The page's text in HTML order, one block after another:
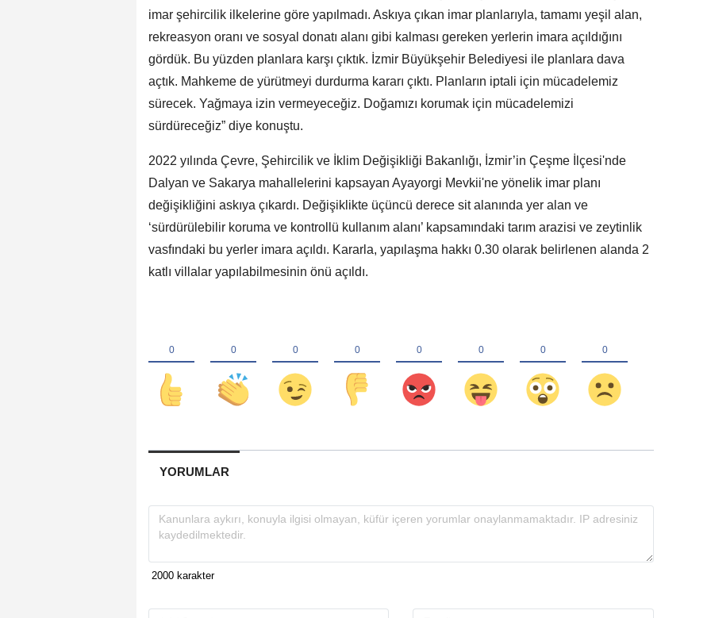
imar şehircilik ilkelerine göre yapılmadı. Askıya çıkan imar planlarıyla, tamamı yeşil alan,
rekreasyon oranı ve sosyal donatı alanı gibi kalması gereken yerlerin imara açıldığını
gördük. Bu yüzden planlara karşı çıktık. İzmir Büyükşehir Belediyesi ile planlara dava
açtık. Mahkeme de yürütmeyi durdurma kararı çıktı. Planların iptali için mücadelemiz
sürecek. Yağmaya izin vermeyeceğiz. Doğamızı korumak için mücadelemizi
sürdüreceğiz” diye konuştu.
2022 yılında Çevre, Şehircilik ve İklim Değişikliği Bakanlığı, İzmir’in Çeşme İlçesi'nde
Dalyan ve Sakarya mahallelerini kapsayan Ayayorgi Mevkii'ne yönelik imar planı
değişikliğini askıya çıkardı. Değişiklikte üçüncü derece sit alanında yer alan ve
‘sürdürülebilir koruma ve kontrollü kullanım alanı’ kapsamındaki tarım arazisi ve zeytinlik
vasfındaki bu yerler imara açıldı. Kararla, yapılaşma hakkı 0.30 olarak belirlenen alanda 2
katlı villalar yapılabilmesinin önü açıldı.
YORUMLAR